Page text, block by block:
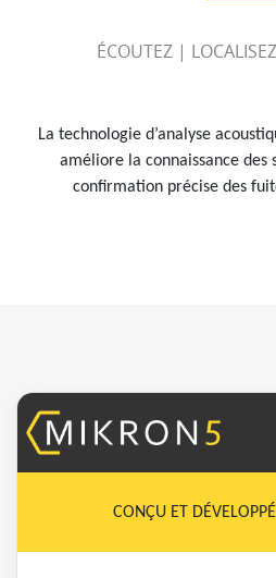
ÉCOUTEZ |
La technologie d’analyse
améliore la connaissance des
confirmation précise des
CONÇU ET